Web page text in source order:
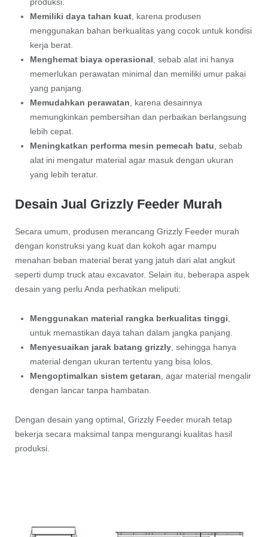
produksi.
Memiliki daya tahan kuat, karena produsen
menggunakan bahan berkualitas yang cocok untuk kondisi
kerja berat.
Menghemat biaya operasional, sebab alat ini hanya
memerlukan perawatan minimal dan memiliki umur pakai
yang panjang.
Memudahkan perawatan, karena desainnya
memungkinkan pembersihan dan perbaikan berlangsung
lebih cepat.
Meningkatkan performa mesin pemecah batu, sebab
alat ini mengatur material agar masuk dengan ukuran
yang lebih teratur.
Desain Jual Grizzly Feeder Murah
Secara umum, produsen merancang Grizzly Feeder murah
dengan konstruksi yang kuat dan kokoh agar mampu
menahan beban material berat yang jatuh dari alat angkut
seperti dump truck atau excavator. Selain itu, beberapa aspek
desain yang perlu Anda perhatikan meliputi:
Menggunakan material rangka berkualitas tinggi
untuk memastikan daya tahan dalam jangka panjang.
Menyesuaikan jarak batang grizzly, sehingga hanya
material dengan ukuran tertentu yang bisa lolos.
Mengoptimalkan sistem getaran , agar material mengalir
dengan lancar tanpa hambatan.
Dengan desain yang optimal, Grizzly Feeder murah tetap
bekerja secara maksimal tanpa mengurangi kualitas hasil
produksi.